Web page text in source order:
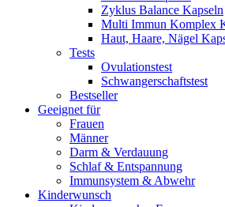
Zyklus Balance Kapseln
Multi Immun Komplex
Haut, Haare, Nägel
Tests
Ovulationstest
Schwangerschaftstest
Bestseller
Geeignet für
Frauen
Männer
Darm & Verdauung
Schlaf & Entspannung
Immunsystem & Abwehr
Kinderwunsch